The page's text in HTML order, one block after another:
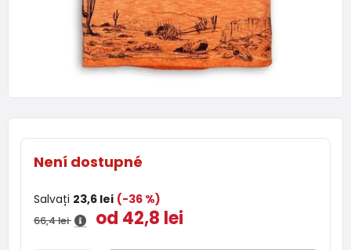
Není dostupné
Salvați 23,6 lei (-36 %)
66,4 lei od 42,8 lei